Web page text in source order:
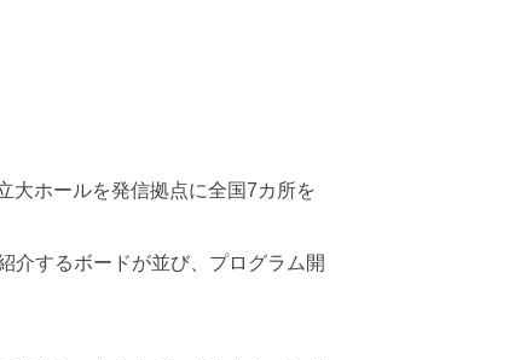
大ホールを発信拠点に全国7カ所を
介するボードが並び、プログラム開